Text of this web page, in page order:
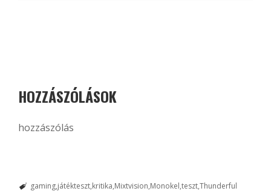
HOZZÁSZÓLÁSOK
hozzászólás
gaming játékteszt kritika Mixtvision Monokel tesztThunderful